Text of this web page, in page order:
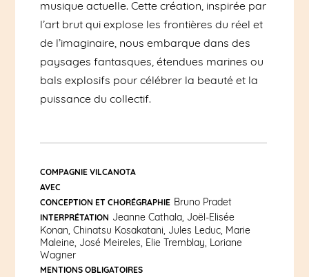
musique actuelle. Cette création, inspirée par
l’art brut qui explose les frontières du réel et
de l’imaginaire, nous embarque dans des
paysages fantasques, étendues marines ou
bals explosifs pour célébrer la beauté et la
puissance du collectif.
COMPAGNIE VILCANOTA
AVEC
CONCEPTION ET CHORÉGRAPHIE Bruno Pradet
INTERPRÉTATION Jeanne Cathala, Joël-Elisée
Konan, Chinatsu Kosakatani, Jules Leduc, Marie
Maleine, José Meireles, Elie Tremblay, Loriane
Wagner
MENTIONS OBLIGATOIRES